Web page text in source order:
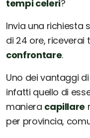
tempi celeri?
Invia una richiesta
di 24 ore, riceverai
confrontare.
Uno dei vantaggi di
infatti quello di
maniera capillare
per provincia,